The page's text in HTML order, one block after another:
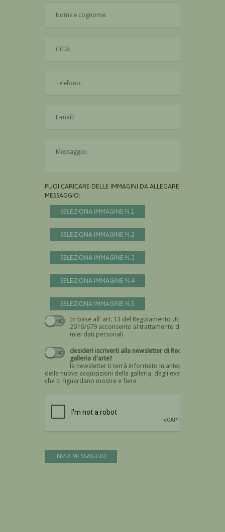
PUOI CARICARE DELLE IMMAGINI DA ALLEGARE AL
MESSAGGIO:
SELEZIONA IMMAGINE N.1
SELEZIONA IMMAGINE N.2
SELEZIONA IMMAGINE N.3
SELEZIONA IMMAGINE N.4
SELEZIONA IMMAGINE N.5
In base all' art. 13 del Regolamento UE n.
2016/679 acconsento al trattamento dei
miei dati personali
Devi dare il consenso
desideri iscriverti alla newsletter di Recta
galleria d'arte?
la newsletter ti terrà informato in anteprima
delle nuove acquisizioni della galleria, degli eventi
che ci riguardano mostre e fiere
INVIA MESSAGGIO